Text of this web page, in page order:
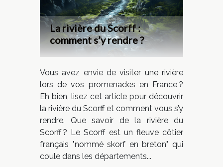
La rivière du Scorff :
comment s’y rendre ?
Vous avez envie de visiter une rivière
lors de vos promenades en France ?
Eh bien, lisez cet article pour découvrir
la rivière du Scorff et comment vous s’y
rendre. Que savoir de la rivière du
Scorff ? Le Scorff est un fleuve côtier
français "nommé skorf en breton" qui
coule dans les départements...